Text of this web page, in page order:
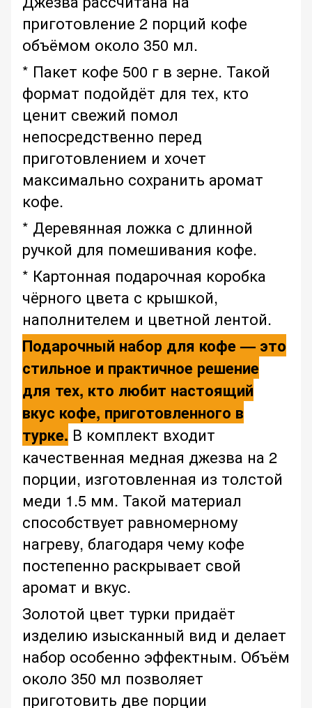
приготовление 2 порций кофе
объёмом около 350 мл.
* Пакет кофе 500 г в зерне. Такой
формат подойдёт для тех, кто
ценит свежий помол
непосредственно перед
приготовлением и хочет
максимально сохранить аромат
кофе.
* Деревянная ложка с длинной
ручкой для помешивания кофе.
* Картонная подарочная коробка
чёрного цвета с крышкой,
наполнителем и цветной лентой.
Подарочный набор для кофе — это
стильное и практичное решение
для тех, кто любит настоящий
вкус кофе, приготовленного в
турке. В комплект входит
качественная медная джезва на 2
порции, изготовленная из толстой
меди 1.5 мм. Такой материал
способствует равномерному
нагреву, благодаря чему кофе
постепенно раскрывает свой
аромат и вкус.
Золотой цвет турки придаёт
изделию изысканный вид и делает
набор особенно эффектным. Объём
около 350 мл позволяет
приготовить две порции